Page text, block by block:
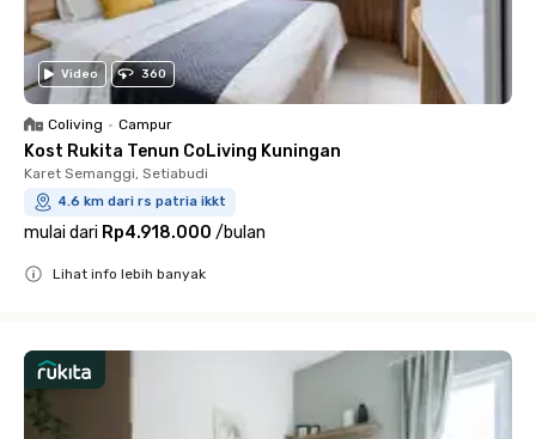
Video 360
Coliving • Campur
Kost Rukita Tenun CoLiving Kuningan
Karet Semanggi, Setiabudi
4.6 km dari rs patria ikkt
mulai dari Rp4.918.000 /bulan
Lihat info lebih banyak